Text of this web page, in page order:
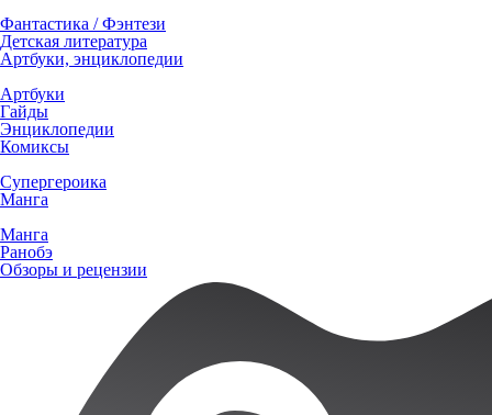
Фантастика / Фэнтези
Детская литература
Артбуки, энциклопедии
Артбуки
Гайды
Энциклопедии
Комиксы
Супергероика
Манга
Манга
Ранобэ
Обзоры и рецензии